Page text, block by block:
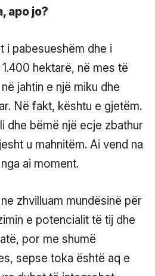
apo jo?
i pabesueshëm dhe i
hektarë, në mes të
jahtin e një miku dhe
Në fakt, kështu e gjetëm.
dhe bëmë një ecje zbathur
u mahnitëm. Ai vend na
ai moment.
zhvilluam mundësinë për
e potencialit të tij dhe
por me shumë
sepse toka është aq e